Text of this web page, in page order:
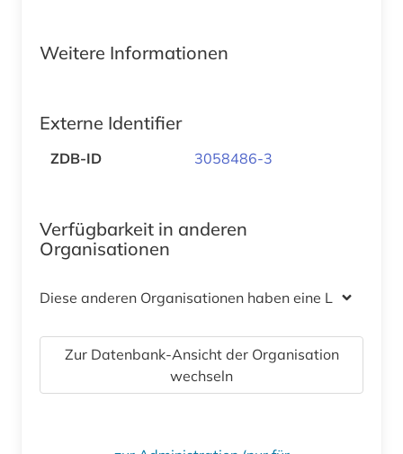
Weitere Informationen
Externe Identifier
ZDB-ID 3058486-3
Verfügbarkeit in anderen
Organisationen
Diese anderen Organisationen haben eine Lizenz
Zur Datenbank-Ansicht der Organisation
wechseln